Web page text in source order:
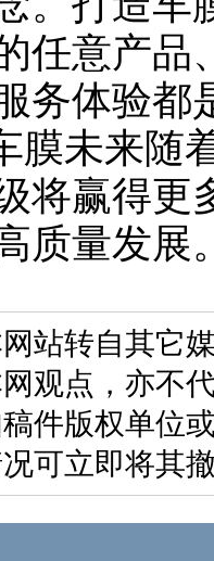
任意产品
务体验都
膜未来随
将赢得更
质量发展
站转自其它
观点，亦不
件版权单位
可立即将其